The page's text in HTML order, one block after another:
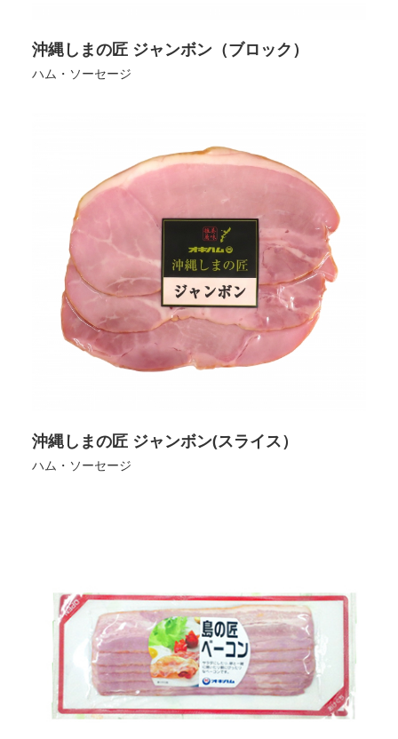
沖縄しまの匠 ジャンボン（ブロック）
ハム・ソーセージ
沖縄しまの匠 ジャンボン(スライス）
ハム・ソーセージ